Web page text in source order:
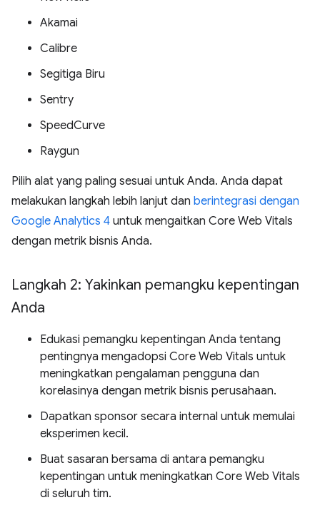
Akamai
Calibre
Segitiga Biru
Sentry
SpeedCurve
Raygun
Pilih alat yang paling sesuai untuk Anda. Anda dapat
melakukan langkah lebih lanjut dan berintegrasi dengan
Google Analytics 4 untuk mengaitkan Core Web Vitals
dengan metrik bisnis Anda.
Langkah 2: Yakinkan pemangku kepentingan
Anda
Edukasi pemangku kepentingan Anda tentang
pentingnya mengadopsi Core Web Vitals untuk
meningkatkan pengalaman pengguna dan
korelasinya dengan metrik bisnis perusahaan.
Dapatkan sponsor secara internal untuk memulai
eksperimen kecil.
Buat sasaran bersama di antara pemangku
kepentingan untuk meningkatkan Core Web Vitals
di seluruh tim.